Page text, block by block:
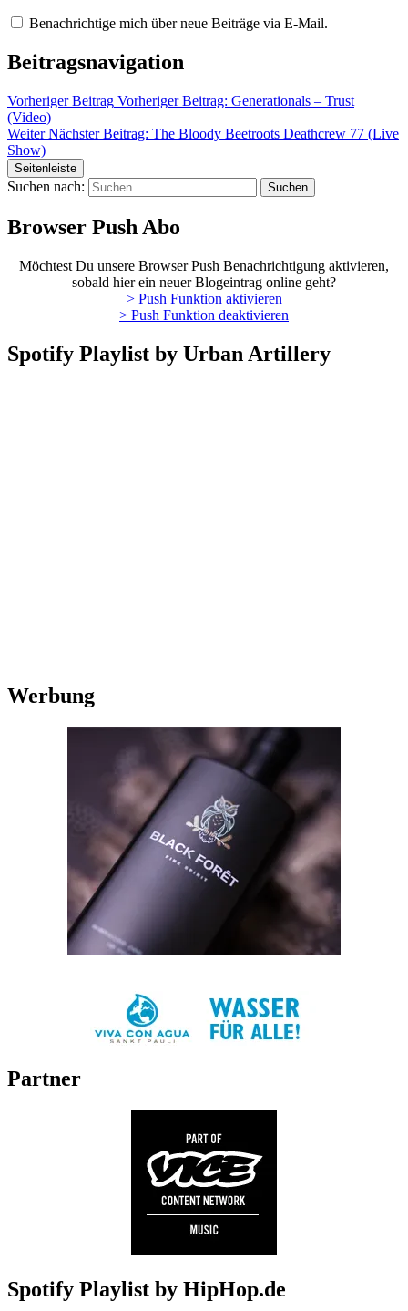
Benachrichtige mich über neue Beiträge via E-Mail.
Beitragsnavigation
Vorheriger Beitrag Vorheriger Beitrag: Generationals – Trust
(Video)
Weiter Nächster Beitrag: The Bloody Beetroots Deathcrew 77 (Live
Show)
Seitenleiste
Suchen nach:
Browser Push Abo
Möchtest Du unsere Browser Push Benachrichtigung aktivieren,
sobald hier ein neuer Blogeintrag online geht?
> Push Funktion aktivieren
> Push Funktion deaktivieren
Spotify Playlist by Urban Artillery
Werbung
Partner
Spotify Playlist by HipHop.de